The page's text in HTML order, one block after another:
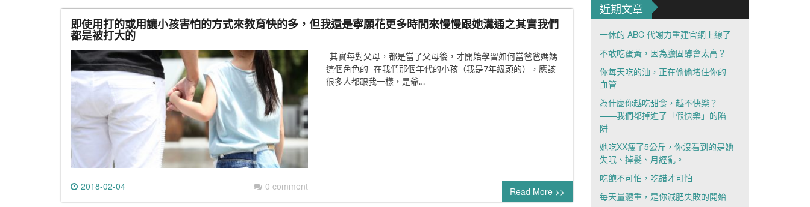
即使用打的或用讓小孩害怕的方式來教育快的多，但我還是寧願花更多時間來慢慢跟她溝通之其實我們
都是被打大的
2018-02-04 0 comment
其實每對父母，都是當了父母後，才開始學習如何當爸爸媽媽
這個角色的 在我們那個年代的小孩（我是7年級頭的），應該
很多人都跟我一樣，是爺…
Read More >>
近期文章
一休的 ABC 代謝力重建官網上線了
不敢吃蛋黃，因為膽固醇會太高？
你每天吃的油，正在偷偷堵住你的
血管
為什麼你越吃甜食，越不快樂？
——我們都掉進了「假快樂」的陷
阱
她吃XX瘦了5公斤，你沒看到的是她
失眠、掉髮、月經亂。
吃飽不可怕，吃錯才可怕
每天量體重，是你減肥失敗的開始